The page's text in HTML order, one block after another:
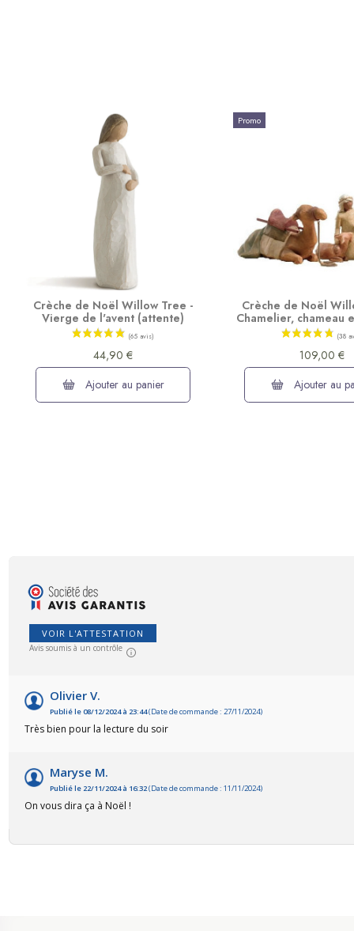
Crèche de Noël Willow Tree -
Vierge de l'avent (attente)
44,90 €
Ajouter au panier
Promo
Crèche de Noël
Chamelier, chameau
109,00 €
Ajouter au
VOIR L'ATTESTATION
Avis soumis à un contrôle
Olivier V.
Publié le 08/12/2024 à 23:44(Date de commande : 27/11/2024)
Très bien pour la lecture du soir
Maryse M.
Publié le 22/11/2024 à 16:32(Date de commande : 11/11/2024)
On vous dira ça à Noël !